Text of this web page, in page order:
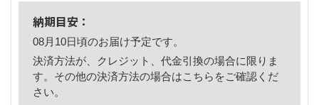
納期目安：
08月10日頃のお届け予定です。
決済方法が、クレジット、代金引換の場合に限りま
す。その他の決済方法の場合はこちら をご確認くだ
さい。